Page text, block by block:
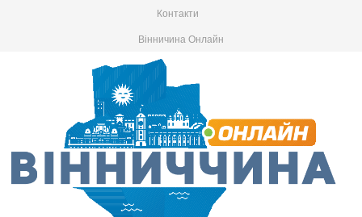
Контакти
Вінничина Онлайн